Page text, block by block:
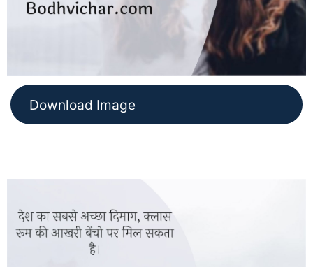
Download Image